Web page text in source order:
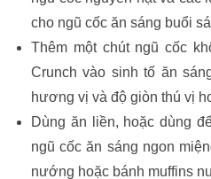
cho ngũ cốc ăn sáng buổi
Thêm một chút ngũ cốc
Crunch vào sinh tố ăn
hương vị và độ giòn thú vị
Dùng ăn liền, hoặc dùng
ngũ cốc ăn sáng ngon
nướng hoặc bánh muffins